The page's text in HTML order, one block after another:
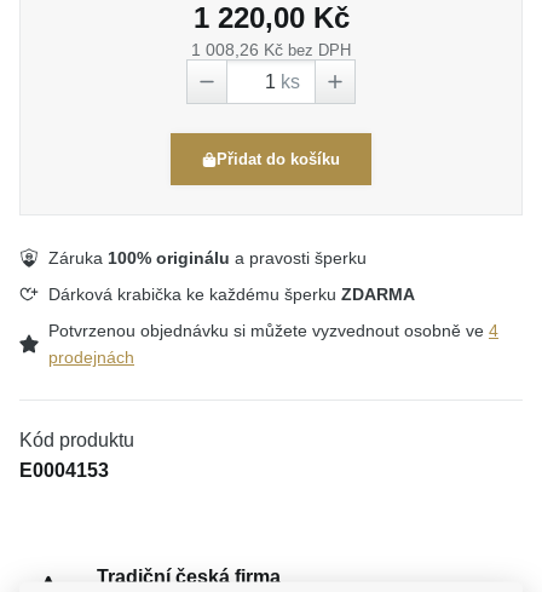
1 220,00 Kč
1 008,26 Kč bez DPH
ks
Přidat do košíku
Záruka 100% originálu a pravosti šperku
Dárková krabička ke každému šperku ZDARMA
Potvrzenou objednávku si můžete vyzvednout osobně ve 4
prodejnách
Kód produktu
E0004153
Tradiční česká firma